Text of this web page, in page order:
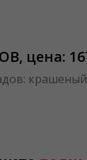
цена: